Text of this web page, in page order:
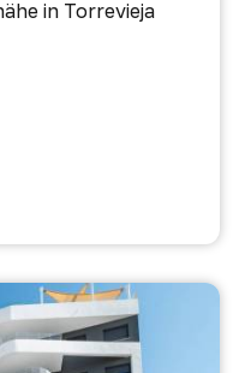
in Torrevieja